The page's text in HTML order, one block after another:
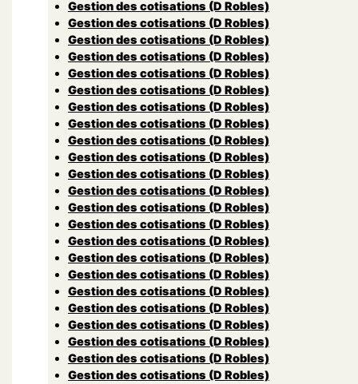
Gestion des cotisations (D Robles)
Gestion des cotisations (D Robles)
Gestion des cotisations (D Robles)
Gestion des cotisations (D Robles)
Gestion des cotisations (D Robles)
Gestion des cotisations (D Robles)
Gestion des cotisations (D Robles)
Gestion des cotisations (D Robles)
Gestion des cotisations (D Robles)
Gestion des cotisations (D Robles)
Gestion des cotisations (D Robles)
Gestion des cotisations (D Robles)
Gestion des cotisations (D Robles)
Gestion des cotisations (D Robles)
Gestion des cotisations (D Robles)
Gestion des cotisations (D Robles)
Gestion des cotisations (D Robles)
Gestion des cotisations (D Robles)
Gestion des cotisations (D Robles)
Gestion des cotisations (D Robles)
Gestion des cotisations (D Robles)
Gestion des cotisations (D Robles)
Gestion des cotisations (D Robles)